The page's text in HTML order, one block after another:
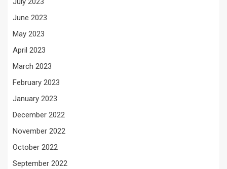
June 2023
May 2023
April 2023
March 2023
February 2023
January 2023
December 2022
November 2022
October 2022
September 2022